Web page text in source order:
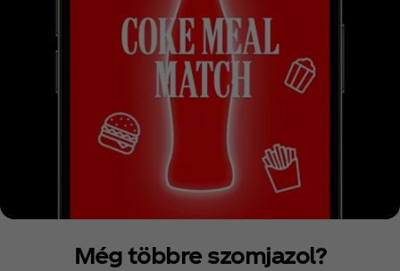
Még többre szomjazol?